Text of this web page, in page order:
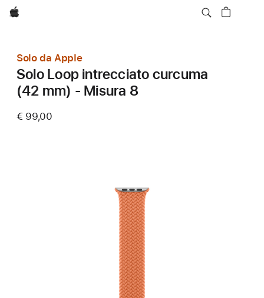
Apple
Solo da Apple
Solo Loop intrecciato curcuma
(42 mm) - Misura 8
€ 99,00